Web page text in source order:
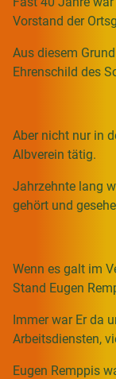
Vorstand der
Aus diesem
Ehrenschild des
Aber nicht nur in
Albverein tätig.
Jahrzehnte lang
gehört und
Wenn es galt im
Stand Eugen
Immer war Er da
Arbeitsdiensten,
Eugen Remppis